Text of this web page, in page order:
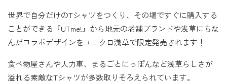
世界で自分だけのTシャツをつくり、その場ですぐに購入する
ことができる『UTme!』から地元の老舗ブランドや浅草にちな
んだコラボデザインをユニクロ浅草で限定発売されます！
食べ物屋さんや人力車、まるごとにっぽんなど浅草らしさが
溢れる素敵なTシャツが多数取りそろえられています。